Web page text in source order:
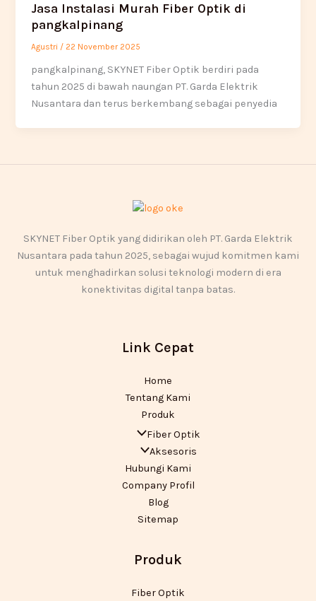
Jasa Instalasi Murah Fiber Optik di
pangkalpinang
Agustri / 22 November 2025
pangkalpinang, SKYNET Fiber Optik berdiri pada
tahun 2025 di bawah naungan PT. Garda Elektrik
Nusantara dan terus berkembang sebagai penyedia
SKYNET Fiber Optik yang didirikan oleh PT. Garda Elektrik
Nusantara pada tahun 2025, sebagai wujud komitmen kami
untuk menghadirkan solusi teknologi modern di era
konektivitas digital tanpa batas.
Link Cepat
Home
Tentang Kami
Produk
Fiber Optik
Aksesoris
Hubungi Kami
Company Profil
Blog
Sitemap
Produk
Fiber Optik